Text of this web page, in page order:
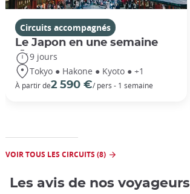
Circuits accompagnés
Le Japon en une semaine
9 jours
Tokyo ● Hakone ● Kyoto ● +1
À partir de2 590 €/ pers - 1 semaine
VOIR TOUS LES CIRCUITS (8)
Les avis de nos voyageurs